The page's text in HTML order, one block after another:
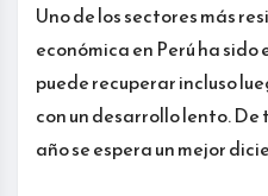
Uno de los sectores más
económica en Perú ha sido
puede recuperar incluso
con un desarrollo lento.
año se espera un mejor